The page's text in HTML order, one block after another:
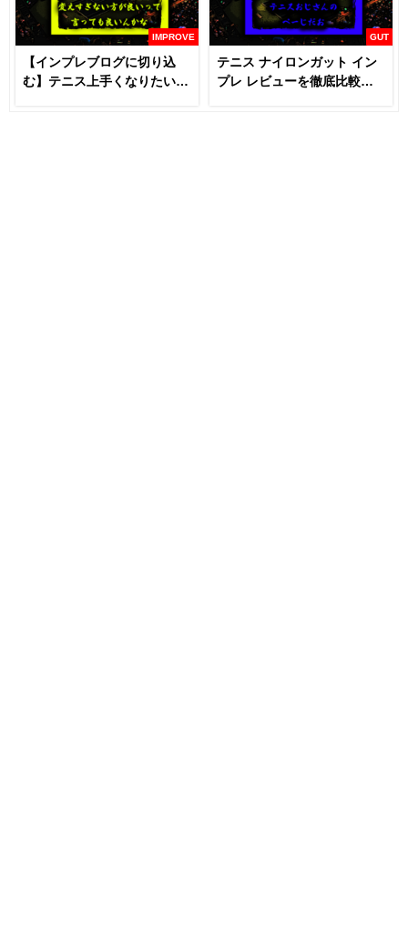
IMPROVE
【インプレブログに切り込
む】テニス上手くなりたいな
GUT
テニス ナイロンガット イン
プレ レビューを徹底比較